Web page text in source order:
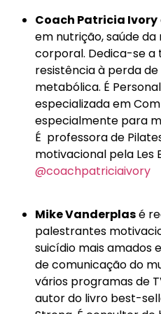
Coach Patricia Ivory
em nutrição, saúde
corporal. Dedica-se a
resistência à perda
metabólica. É
especializada em
especialmente para
É professora de
motivacional pela Les
@coachpatriciaivory
Mike Vanderplasé
palestrantes
suicídio mais amados
de comunicação do
vários programas de
autor do livro best-